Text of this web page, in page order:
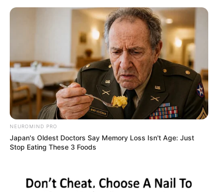
NEUROMIND PRO
Japan's Oldest Doctors Say Memory Loss Isn't Age: Just
Stop Eating These 3 Foods